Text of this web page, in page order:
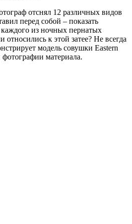
отснял 12 различных видов
перед собой – показать
каждого из ночных пернатых
к этой затее? Не всегда
модель совушки Eastern
фотографии материала.